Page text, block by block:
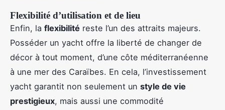
Flexibilité d’utilisation et de lieu
Enfin, la flexibilité reste l’un des attraits majeurs.
Posséder un yacht offre la liberté de changer de
décor à tout moment, d’une côte méditerranéenne
à une mer des Caraïbes. En cela, l’investissement
yacht garantit non seulement un style de vie
prestigieux, mais aussi une commodité